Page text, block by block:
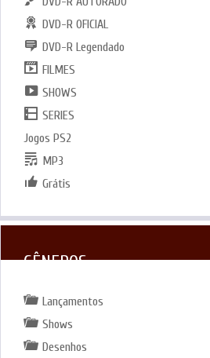
DVD-R OFICIAL
DVD-R Legendado
FILMES
SHOWS
SERIES
Jogos PS2
MP3
Grátis
GÊNEROS
Lançamentos
Shows
Desenhos